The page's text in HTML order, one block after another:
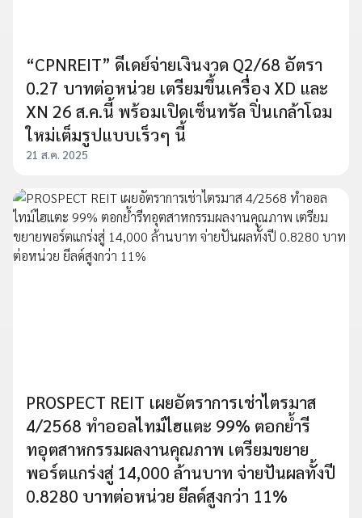
“CPNREIT” ดีเดย์จ่ายเงินงวด Q2/68 อัตรา
0.27 บาทต่อหน่วย เตรียมขึ้นเครื่อง XD และ
XN 26 ส.ค.นี้ พร้อมเปิดเซ็นทรัล ปิ่นเกล้าโฉม
ใหม่เต็มรูปแบบเร็วๆ นี้
21 ส.ค. 2025
PROSPECT REIT เผยอัตราการเช่าไตรมาส
4/2568 ทำออลไทม์ไฮแตะ 99% ตอกย้ำรี
ทอุตสาหกรรมผลงานคุณภาพ เตรียมขยาย
พอร์ตแกร่งสู่ 14,000 ล้านบาท จ่ายปันผลทั้งปี
0.8280 บาทต่อหน่วย ยีลด์สูงกว่า 11%